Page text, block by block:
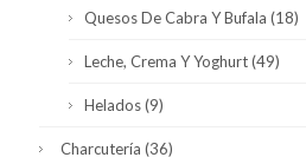
Quesos De Cabra Y Bufala (18)
Leche, Crema Y Yoghurt(49)
Helados(9)
Charcutería (36)